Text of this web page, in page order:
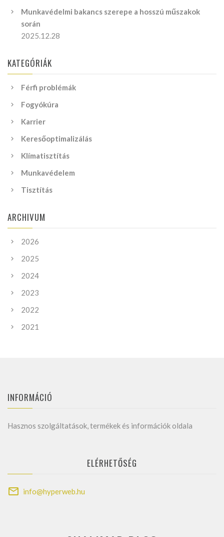
Munkavédelmi bakancs szerepe a hosszú műszakok
során
2025.12.28
KATEGÓRIÁK
Férfi problémák
Fogyókúra
Karrier
Keresőoptimalizálás
Klímatisztítás
Munkavédelem
Tisztítás
ARCHIVUM
2026
2025
2024
2023
2022
2021
INFORMÁCIÓ
Hasznos szolgáltatások, termékek és információk oldala
ELÉRHETŐSÉG
info@hyperweb.hu